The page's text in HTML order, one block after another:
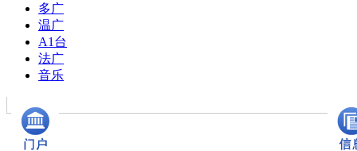
多广
温广
A1台
法广
音乐